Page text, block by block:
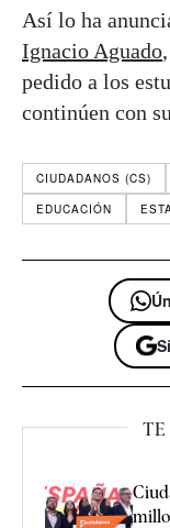
Así lo ha
Ignacio Aguado
pedido a los
continúen con
CIUDADANOS (CS)
EDUCACIÓN